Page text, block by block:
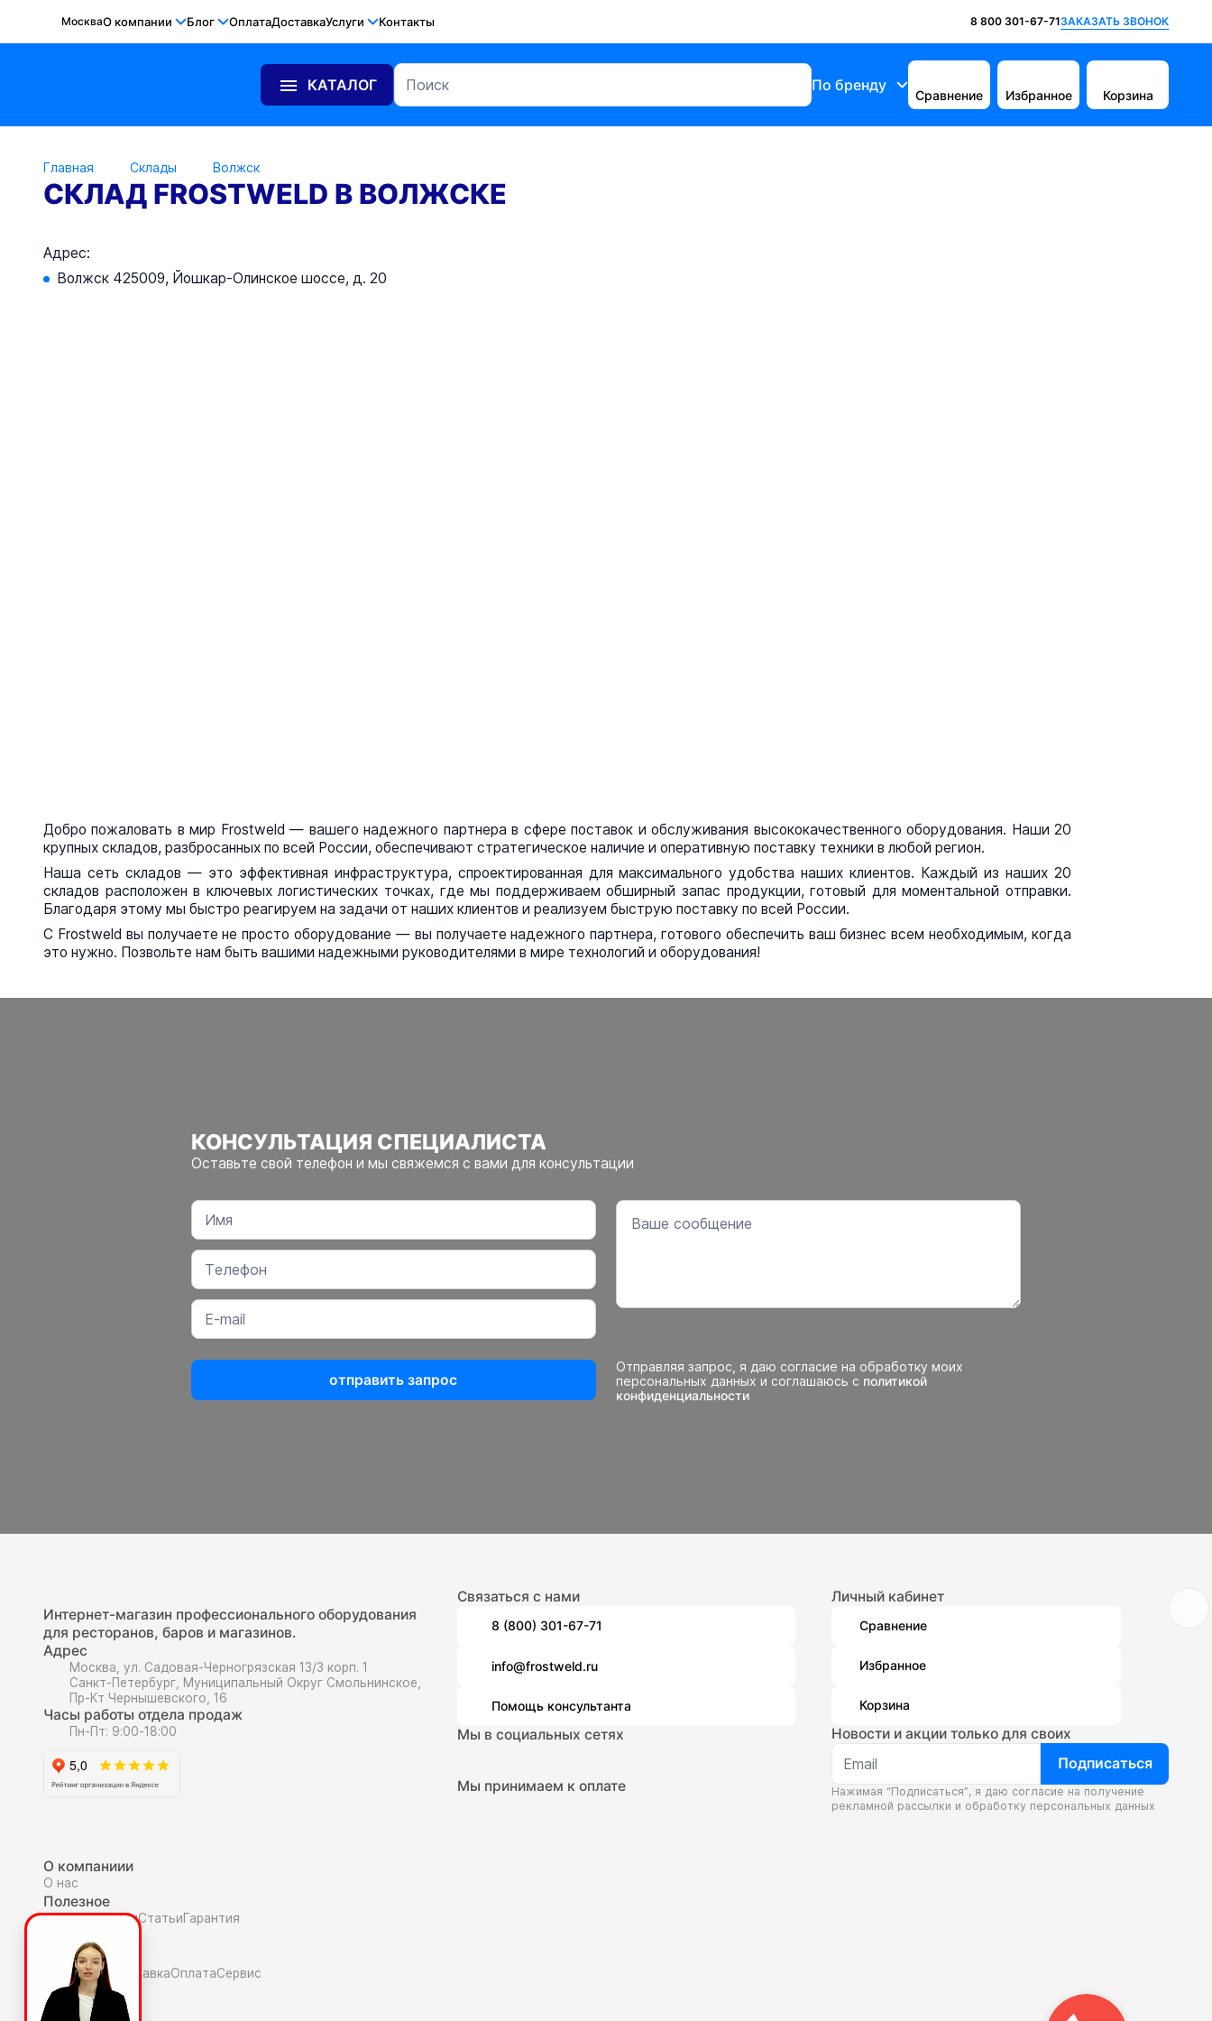
МоскваО компании Блог ОплатаДоставкаУслуги Контакты 8 800 301-67-71ЗАКАЗАТЬ ЗВОНОК
КАТАЛОГ По бренду
Сравнение Избранное Корзина
Главная Склады Волжск
СКЛАД FROSTWELD В ВОЛЖСКЕ
Адрес:
Волжск 425009, Йошкар-Олинское шоссе, д. 20
Добро пожаловать в мир Frostweld — вашего надежного партнера в сфере поставок и обслуживания высококачественного оборудования. Наши 20
крупных складов, разбросанных по всей России, обеспечивают стратегическое наличие и оперативную поставку техники в любой регион.
Наша сеть складов — это эффективная инфраструктура, спроектированная для максимального удобства наших клиентов. Каждый из наших 20
складов расположен в ключевых логистических точках, где мы поддерживаем обширный запас продукции, готовый для моментальной отправки.
Благодаря этому мы быстро реагируем на задачи от наших клиентов и реализуем быструю поставку по всей России.
С Frostweld вы получаете не просто оборудование — вы получаете надежного партнера, готового обеспечить ваш бизнес всем необходимым, когда
это нужно. Позвольте нам быть вашими надежными руководителями в мире технологий и оборудования!
КОНСУЛЬТАЦИЯ СПЕЦИАЛИСТА
Оставьте свой телефон и мы свяжемся с вами для консультации
отправить запрос
Отправляя запрос, я даю согласие на обработку моих
персональных данных и соглашаюсь с политикой
конфиденциальности
Интернет-магазин профессионального оборудования
для ресторанов, баров и магазинов.
Адрес
Москва, ул. Садовая-Черногрязская 13/3 корп. 1
Санкт-Петербург, Муниципальный Округ Смольнинское,
Пр-Кт Чернышевского, 16
Часы работы отдела продаж
Пн-Пт: 9:00-18:00
О компаниии
О нас
Полезное
Скидки и акцииСтатьиГарантия
Покупателю
Как купить ДоставкаОплатаСервис
Связаться с нами
8 (800) 301-67-71
info@frostweld.ru
Помощь консультанта
Мы в социальных сетях
Мы принимаем к оплате
Личный кабинет
Сравнение
Избранное
Корзина
Новости и акции только для своих
Подписаться
Нажимая “Подписаться”, я даю согласие на получение
рекламной рассылки и обработку персональных данных